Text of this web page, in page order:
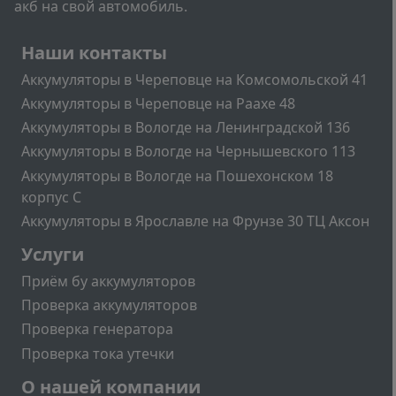
акб на свой автомобиль.
Наши контакты
Аккумуляторы в Череповце на Комсомольской 41
Аккумуляторы в Череповце на Раахе 48
Аккумуляторы в Вологде на Ленинградской 136
Аккумуляторы в Вологде на Чернышевского 113
Аккумуляторы в Вологде на Пошехонском 18
корпус C
Аккумуляторы в Ярославле на Фрунзе 30 ТЦ Аксон
Услуги
Приём бу аккумуляторов
Проверка аккумуляторов
Проверка генератора
Проверка тока утечки
Меню учётной записи пользователя
О нашей компании